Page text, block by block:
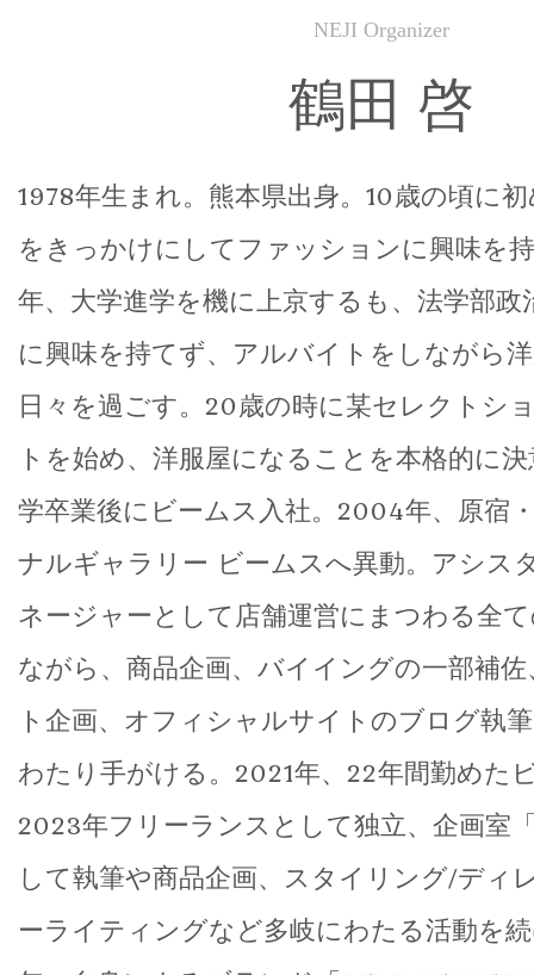
NEJI Organizer
鶴田 啓
1978年生まれ。熊本県出身。10歳の頃に
をきっかけにしてファッションに興味を
年、大学進学を機に上京するも、法学部
に興味を持てず、アルバイトをしながら
日々を過ごす。20歳の時に某セレクトシ
トを始め、洋服屋になることを本格的に
学卒業後にビームス入社。2004年、原宿
ナルギャラリー ビームスへ異動。アシス
ネージャーとして店舗運営にまつわる全
ながら、商品企画、バイイングの一部補
ト企画、オフィシャルサイトのブログ執
わたり手がける。2021年、22年間勤めた
2023年フリーランスとして独立、企画室
して執筆や商品企画、スタイリング/ディ
ーライティングなど多岐にわたる活動を